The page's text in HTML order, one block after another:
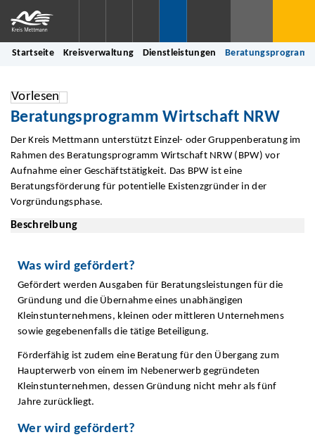
Startseite Kreisverwaltung Dienstleistungen
Vorlesen
Beratungsprogramm Wirtschaft NRW
Der Kreis Mettmann unterstützt Einzel- oder Gruppenberatung im
Rahmen des Beratungsprogramm Wirtschaft NRW (BPW) vor
Aufnahme einer Geschäftstätigkeit. Das BPW ist eine
Beratungsförderung für potentielle Existenzgründer in der
Vorgründungsphase.
Beschreibung
Was wird gefördert?
Gefördert werden Ausgaben für Beratungsleistungen für die
Gründung und die Übernahme eines unabhängigen
Kleinstunternehmens, kleinen oder mittleren Unternehmens
sowie gegebenenfalls die tätige Beteiligung.
Förderfähig ist zudem eine Beratung für den Übergang zum
Haupterwerb von einem im Nebenerwerb gegründeten
Kleinstunternehmen, dessen Gründung nicht mehr als fünf
Jahre zurückliegt.
Wer wird gefördert?